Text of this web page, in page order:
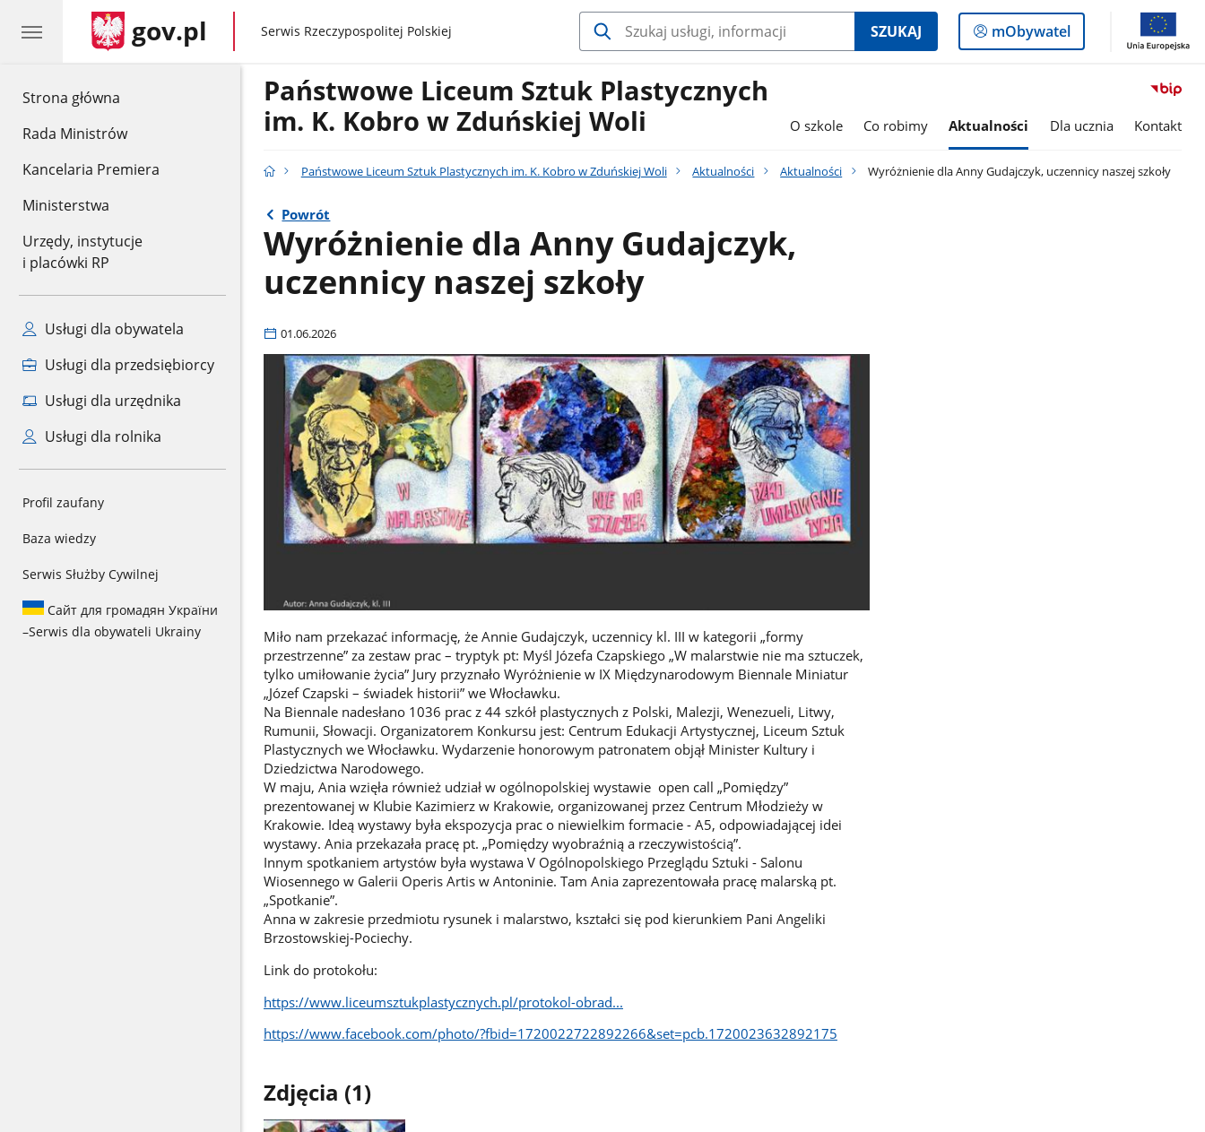
Strona główna
Rada Ministrów
Kancelaria Premiera
Ministerstwa
Urzędy, instytucje
i placówki RP
Usługi dla obywatela
Usługi dla przedsiębiorcy
Usługi dla urzędnika
Usługi dla rolnika
Profil zaufany
Baza wiedzy
Serwis Służby Cywilnej
Сайт для громадян України
–Serwis dla obywateli Ukrainy
gov.pl gov.pl
Serwis Rzeczypospolitej Polskiej SZUKAJ
Logowanie
do
mObywatel
Państwowe Liceum Sztuk Plastycznych
im. K. Kobro w Zduńskiej Woli
O szkole Co robimy Aktualności Dla ucznia Kontakt
Państwowe Liceum Sztuk Plastycznych im. K. Kobro w Zduńskiej Woli Aktualności Aktualności Wyróżnienie dla Anny Gudajczyk, uczennicy naszej szkoły
Powrót
Wyróżnienie dla Anny Gudajczyk,
uczennicy naszej szkoły
01.06.2026
Miło nam przekazać informację, że Annie Gudajczyk, uczennicy kl. III w kategorii „formy
przestrzenne” za zestaw prac – tryptyk pt: Myśl Józefa Czapskiego „W malarstwie nie ma sztuczek,
tylko umiłowanie życia” Jury przyznało Wyróżnienie w IX Międzynarodowym Biennale Miniatur
„Józef Czapski – świadek historii” we Włocławku.
Na Biennale nadesłano 1036 prac z 44 szkół plastycznych z Polski, Malezji, Wenezueli, Litwy,
Rumunii, Słowacji. Organizatorem Konkursu jest: Centrum Edukacji Artystycznej, Liceum Sztuk
Plastycznych we Włocławku. Wydarzenie honorowym patronatem objął Minister Kultury i
Dziedzictwa Narodowego.
W maju, Ania wzięła również udział w ogólnopolskiej wystawie open call „Pomiędzy”
prezentowanej w Klubie Kazimierz w Krakowie, organizowanej przez Centrum Młodzieży w
Krakowie. Ideą wystawy była ekspozycja prac o niewielkim formacie - A5, odpowiadającej idei
wystawy. Ania przekazała pracę pt. „Pomiędzy wyobraźnią a rzeczywistością”.
Innym spotkaniem artystów była wystawa V Ogólnopolskiego Przeglądu Sztuki - Salonu
Wiosennego w Galerii Operis Artis w Antoninie. Tam Ania zaprezentowała pracę malarską pt.
„Spotkanie”.
Anna w zakresie przedmiotu rysunek i malarstwo, kształci się pod kierunkiem Pani Angeliki
Brzostowskiej-Pociechy.
Link do protokołu:
https://www.liceumsztukplastycznych.pl/protokol-obrad...
https://www.facebook.com/photo/?fbid=1720022722892266&set=pcb.1720023632892175
Zdjęcia (1)